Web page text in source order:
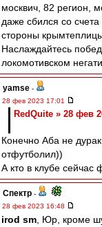
москвич, 82 регион,
даже сбился со
стороны
Наслаждайтесь
локомотивском
yamse -
28 фев 2023 17:01
RedQuite » 28 фев
Конечно Аба не
отфутболил))
А кто в клубе сейчас
Спектр -
28 фев 2023 16:48
irod sm , Юр, кроме